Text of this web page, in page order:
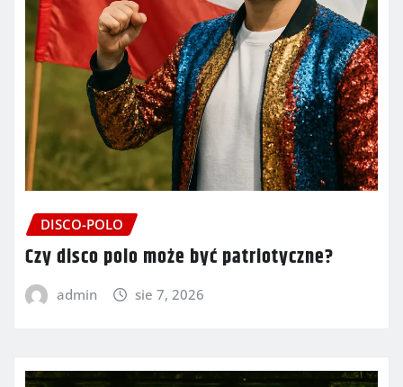
DISCO-POLO
Czy disco polo może być patriotyczne?
admin sie 7, 2026